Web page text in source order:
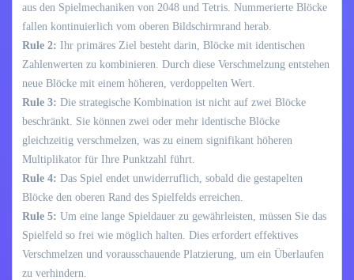
aus den Spielmechaniken von 2048 und Tetris. Nummerierte Blöcke
fallen kontinuierlich vom oberen Bildschirmrand herab.
Rule 2: Ihr primäres Ziel besteht darin, Blöcke mit identischen
Zahlenwerten zu kombinieren. Durch diese Verschmelzung entstehen
neue Blöcke mit einem höheren, verdoppelten Wert.
Rule 3: Die strategische Kombination ist nicht auf zwei Blöcke
beschränkt. Sie können zwei oder mehr identische Blöcke
gleichzeitig verschmelzen, was zu einem signifikant höheren
Multiplikator für Ihre Punktzahl führt.
Rule 4: Das Spiel endet unwiderruflich, sobald die gestapelten
Blöcke den oberen Rand des Spielfelds erreichen.
Rule 5: Um eine lange Spieldauer zu gewährleisten, müssen Sie das
Spielfeld so frei wie möglich halten. Dies erfordert effektives
Verschmelzen und vorausschauende Platzierung, um ein Überlaufen
zu verhindern.